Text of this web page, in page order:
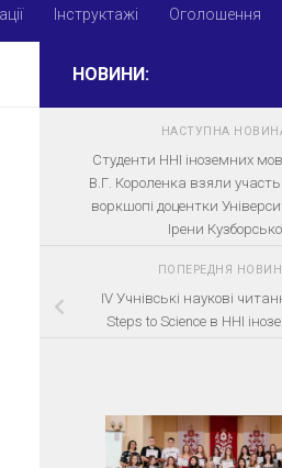
Інструктажі Оголошення
НОВИНИ:
НАСТУПНА
Студенти ННІ іноземних
В.Г. Короленка взяли
воркшопі доцентки
Ірени
ПОПЕРЕДНЯ
IV Учнівські наукові
Steps to Science в ННІ